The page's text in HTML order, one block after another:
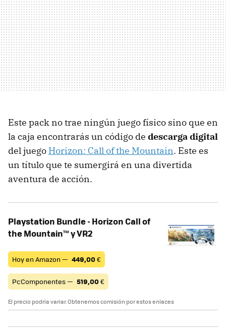
Este pack no trae ningún juego físico sino que en
la caja encontrarás un código de descarga digital
del juego Horizon: Call of the Mountain. Este es
un título que te sumergirá en una divertida
aventura de acción.
Playstation Bundle - Horizon Call of
the Mountain™ y VR2
Hoy en Amazon — 449,00€
PcComponentes — 519,00€
El precio podría variar. Obtenemos comisión por estos enlaces